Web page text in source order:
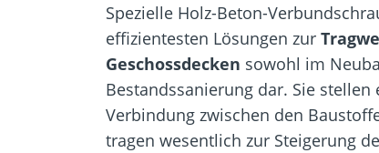
Spezielle Holz-Beton-
effizientesten Lösungen zur
Geschossdecken sowohl im
Bestandssanierung dar. Sie stellen
Verbindung zwischen den
tragen wesentlich zur Steigerung